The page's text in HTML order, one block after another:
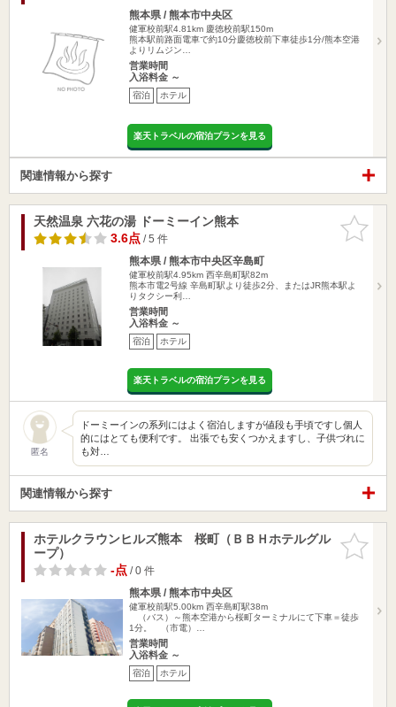
熊本県 / 熊本市中央区
健軍校前駅4.81km 慶徳校前駅150m
熊本駅前路面電車で約10分慶徳校前下車徒歩1分/熊本空港
よりリムジン…
営業時間
入浴料金 ～
宿泊 ホテル
楽天トラベルの宿泊プランを見る
関連情報から探す
お気に入
りに追加
天然温泉 六花の湯 ドーミーイン熊本
3.6点/ 5 件
熊本県 / 熊本市中央区辛島町
健軍校前駅4.95km 西辛島町駅82m
熊本市電2号線 辛島町駅より徒歩2分、またはJR熊本駅よ
りタクシー利…
営業時間
入浴料金 ～
宿泊 ホテル
楽天トラベルの宿泊プランを見る
匿名
ドーミーインの系列にはよく宿泊しますが値段も手頃ですし個人
的にはとても便利です。 出張でも安くつかえますし、子供づれに
も対…
関連情報から探す
お気に入
りに追加
ホテルクラウンヒルズ熊本 桜町（ＢＢＨホテルグル
ープ）
-点/ 0 件
熊本県 / 熊本市中央区
健軍校前駅5.00km 西辛島町駅38m
（バス）～熊本空港から桜町ターミナルにて下車＝徒歩
1分。 （市電）…
営業時間
入浴料金 ～
宿泊 ホテル